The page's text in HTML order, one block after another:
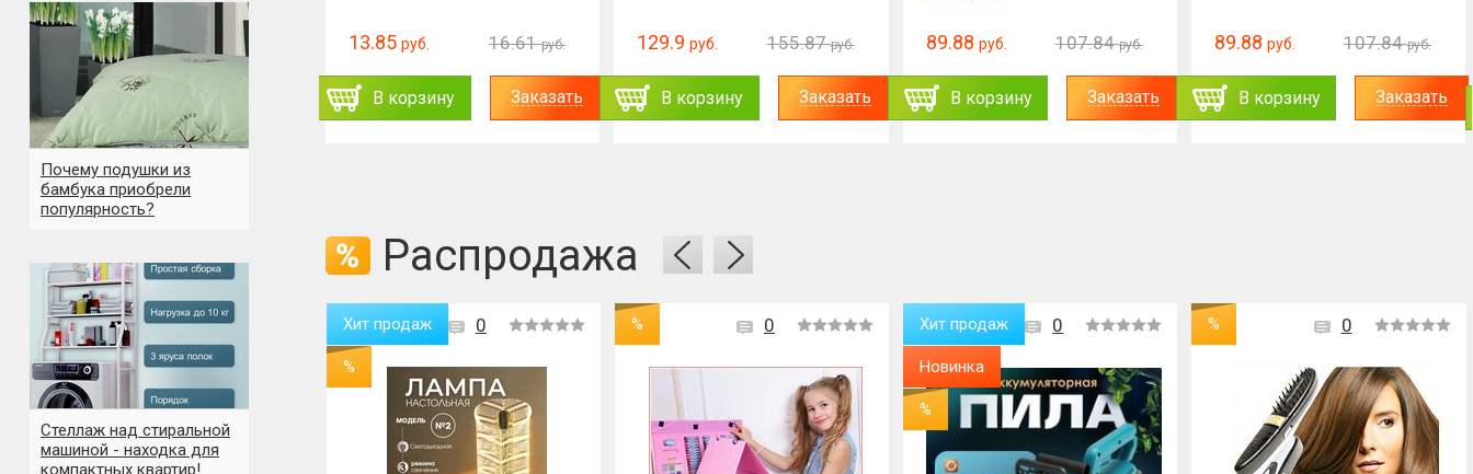
Почему подушки из
бамбука приобрели
популярность?
Стеллаж над стиральной
машиной - находка для
компактных квартир!
59.89руб. 71.85
В корзину
13.85 руб. 16.61 руб.
В корзину Заказать
129.9руб. 155.87 руб.
В корзину Заказать
89.88 руб. 107.84 руб.
В корзину Заказать
89.88 руб. 107.84 руб.
В корзину Заказать
Распродажа
0
Хит продаж
Новинка
%
0
Хит продаж
%
0
% 0
Хит продаж
Новинка
%
0
%